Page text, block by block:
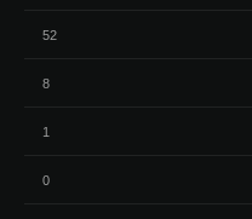
52
8
1
0